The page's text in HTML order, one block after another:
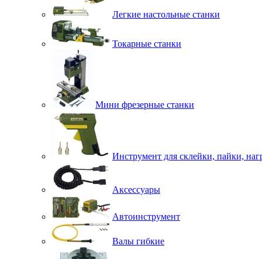
Легкие настольные станки
Токарные станки
Мини фрезерные станки
Инструмент для склейки, пайки,
Аксессуары
Автоинструмент
Валы гибкие